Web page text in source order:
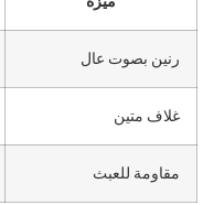
رنين بصوت عال
غلاف متين
مقاومة للعبث